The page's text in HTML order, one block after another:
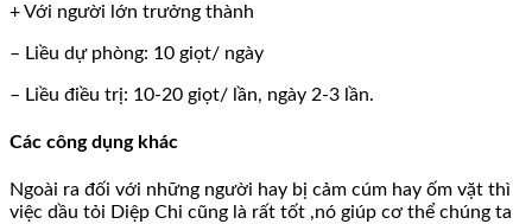
+ Với người lớn trưởng thành
– Liều dự phòng: 10 giọt/ ngày
– Liều điều trị: 10-20 giọt/ lần, ngày 2-3 lần.
Các công dụng khác
Ngoài ra đối với những người hay bị cảm cúm hay ốm vặt thì
việc dầu tỏi Diệp Chi cũng là rất tốt ,nó giúp cơ thể chúng ta